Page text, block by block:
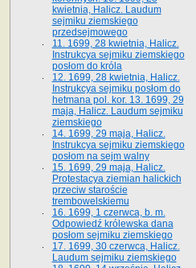
kwietnia, Halicz. Laudum
sejmiku ziemskiego
przedsejmowego
11. 1699, 28 kwietnia, Halicz.
Instrukcya sejmiku ziemskiego
posłom do króla
12. 1699, 28 kwietnia, Halicz.
Instrukcya sejmiku posłom do
hetmana pol. kor. 13. 1699, 29
maja, Halicz. Laudum sejmiku
ziemskiego
14. 1699, 29 maja, Halicz.
Instrukcya sejmiku ziemskiego
posłom na sejm walny
15. 1699, 29 maja, Halicz.
Protestacya ziemian halickich
przeciw staroście
trembowelskiemu
16. 1699, 1 czerwca, b. m.
Odpowiedź królewska dana
posłom sejmiku ziemskiego
17. 1699, 30 czerwca, Halicz.
Laudum sejmiku ziemskiego